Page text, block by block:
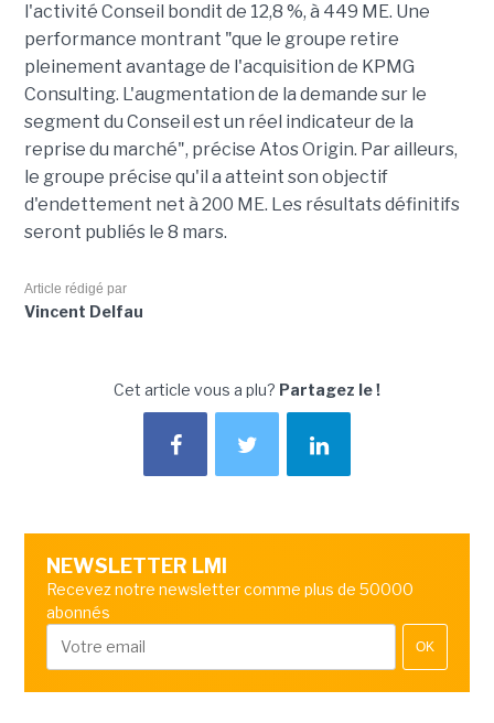
l'activité Conseil bondit de 12,8 %, à 449 ME. Une
performance montrant "que le groupe retire
pleinement avantage de l'acquisition de KPMG
Consulting. L'augmentation de la demande sur le
segment du Conseil est un réel indicateur de la
reprise du marché", précise Atos Origin. Par ailleurs,
le groupe précise qu'il a atteint son objectif
d'endettement net à 200 ME. Les résultats définitifs
seront publiés le 8 mars.
Article rédigé par
Vincent Delfau
Cet article vous a plu? Partagez le !
NEWSLETTER LMI
Recevez notre newsletter comme plus de 50000
abonnés
OK